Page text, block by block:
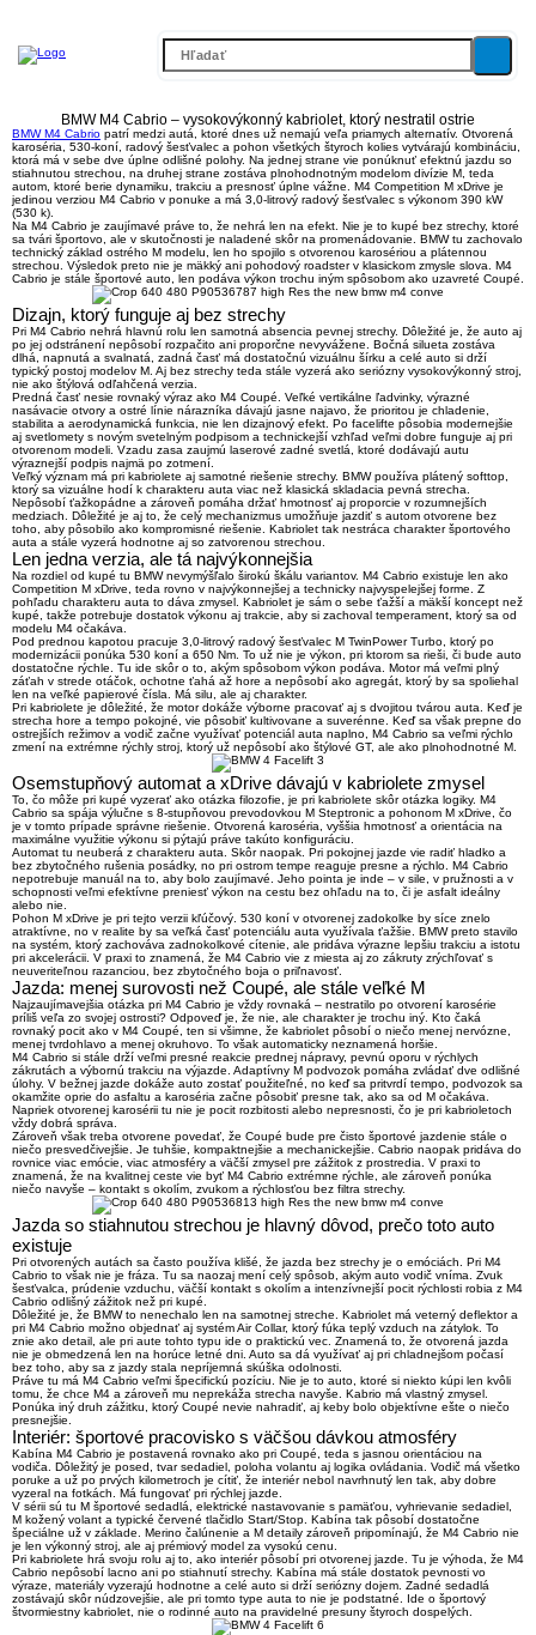
BMW M4 Cabrio – vysokovýkonný kabriolet, ktorý nestratil ostrie
BMW M4 Cabrio patrí medzi autá, ktoré dnes už nemajú veľa priamych alternatív. Otvorená
karoséria, 530-koní , radový šesťvalec a pohon všetkých štyroch kolies vytvárajú kombináciu,
ktorá má v sebe dve úplne odlišné polohy. Na jednej strane vie ponúknuť efektnú jazdu so
stiahnutou strechou, na druhej strane zostáva plnohodnotným modelom divízie M, teda
autom, ktoré berie dynamiku, trakciu a presnosť úplne vážne. M4 Competition M xDrive je
jedinou verziou M4 Cabrio v ponuke a má 3,0-litrový radový šesťvalec s výkonom 390 kW
(530 k)
Na M4 Cabrio je zaujímavé práve to, že nehrá len na efekt. Nie je to kupé bez strechy, ktoré
sa tvári športovo, ale v skutočnosti je naladené skôr na promenádovanie. BMW tu zachovalo
technický základ ostrého M modelu, len ho spojilo s otvorenou karosériou a plátennou
strechou. Výsledok preto nie je mäkký ani pohodový roadster v klasickom zmysle slova. M4
Cabrio je stále športové auto , len podáva výkon trochu iným spôsobom ako uzavreté Coupé.
Dizajn, ktorý funguje aj bez strechy
Pri M4 Cabrio nehrá hlavnú rolu len samotná absencia pevnej strechy. Dôležité je, že auto aj
po jej odstránení nepôsobí rozpačito ani proporčne nevyvážene. Bočná silueta zostáva
dlhá, napnutá a svalnatá, zadná časť má dostatočnú vizuálnu šírku a celé auto si drží
typický postoj modelov M. Aj bez strechy teda stále vyzerá ako seriózny vysokovýkonný stroj
nie ako štýlová odľahčená verzia.
Predná časť nesie rovnaký výraz ako M4 Coupé. Veľké vertikálne ľadvinky, výrazné
nasávacie otvory a ostré línie nárazníka dávajú jasne najavo, že prioritou je chladenie,
stabilita a aerodynamická funkcia, nie len dizajnový efekt. Po facelifte pôsobia modernejšie
aj svetlomety s novým svetelným podpisom a technickejší vzhľad veľmi dobre funguje aj pri
otvorenom modeli. Vzadu zasa zaujmú laserové zadné svetlá , ktoré dodávajú autu
výraznejší podpis najmä po zotmení.
Veľký význam má pri kabriolete aj samotné riešenie strechy. BMW používa plátený softtop
ktorý sa vizuálne hodí k charakteru auta viac než klasická skladacia pevná strecha.
Nepôsobí ťažkopádne a zároveň pomáha držať hmotnosť aj proporcie v rozumnejších
medziach. Dôležité je aj to, že celý mechanizmus umožňuje jazdiť s autom otvorene bez
toho, aby pôsobilo ako kompromisné riešenie. Kabriolet tak nestráca charakter športového
auta a stále vyzerá hodnotne aj so zatvorenou strechou.
Len jedna verzia, ale tá najvýkonnejšia
Na rozdiel od kupé tu BMW nevymýšľalo širokú škálu variantov. M4 Cabrio existuje len ako
Competition M xDrive , teda rovno v najvýkonnejšej a technicky najvyspelejšej forme. Z
pohľadu charakteru auta to dáva zmysel. Kabriolet je sám o sebe ťažší a mäkší koncept než
kupé, takže potrebuje dostatok výkonu aj trakcie, aby si zachoval temperament, ktorý sa od
modelu M4 očakáva.
Pod prednou kapotou pracuje 3,0-litrový radový šesťvalec M TwinPower Turbo , ktorý po
modernizácii ponúka 530 koní a 650 Nm . To už nie je výkon, pri ktorom sa rieši, či bude auto
dostatočne rýchle. Tu ide skôr o to, akým spôsobom výkon podáva. Motor má veľmi plný
záťah v strede otáčok, ochotne ťahá až hore a nepôsobí ako agregát, ktorý by sa spoliehal
len na veľké papierové čísla. Má silu, ale aj charakter.
Pri kabriolete je dôležité, že motor dokáže výborne pracovať aj s dvojitou tvárou auta. Keď je
strecha hore a tempo pokojné, vie pôsobiť kultivovane a suverénne. Keď sa však prepne do
ostrejších režimov a vodič začne využívať potenciál auta naplno, M4 Cabrio sa veľmi rýchlo
zmení na extrémne rýchly stroj , ktorý už nepôsobí ako štýlové GT, ale ako plnohodnotné M.
Osemstupňový automat a xDrive dávajú v kabriolete zmysel
To, čo môže pri kupé vyzerať ako otázka filozofie, je pri kabriolete skôr otázka logiky. M4
Cabrio sa spája výlučne s 8-stupňovou prevodovkou M Steptronic a pohonom M xDrive , čo
je v tomto prípade správne riešenie. Otvorená karoséria, vyššia hmotnosť a orientácia na
maximálne využitie výkonu si pýtajú práve takúto konfiguráciu.
Automat tu neuberá z charakteru auta. Skôr naopak. Pri pokojnej jazde vie radiť hladko a
bez zbytočného rušenia posádky, no pri ostrom tempe reaguje presne a rýchlo. M4 Cabrio
nepotrebuje manuál na to, aby bolo zaujímavé. Jeho pointa je inde – v sile, v pružnosti a v
schopnosti veľmi efektívne preniesť výkon na cestu bez ohľadu na to, či je asfalt ideálny
alebo nie.
Pohon M xDrive je pri tejto verzii kľúčový. 530 koní v otvorenej zadokolke by síce znelo
atraktívne, no v realite by sa veľká časť potenciálu auta využívala ťažšie. BMW preto stavilo
na systém, ktorý zachováva zadnokolkové cítenie, ale pridáva výrazne lepšiu trakciu a istotu
pri akcelerácii. V praxi to znamená, že M4 Cabrio vie z miesta aj zo zákruty zrýchľovať s
neuveriteľnou razanciou, bez zbytočného boja o priľnavosť.
Jazda: menej surovosti než Coupé, ale stále veľké M
Najzaujímavejšia otázka pri M4 Cabrio je vždy rovnaká – nestratilo po otvorení karosérie
príliš veľa zo svojej ostrosti? Odpoveď je, že nie , ale charakter je trochu iný. Kto čaká
rovnaký pocit ako v M4 Coupé, ten si všimne, že kabriolet pôsobí o niečo menej nervózne,
menej tvrdohlavo a menej okruhovo. To však automaticky neznamená horšie.
M4 Cabrio si stále drží veľmi presné reakcie prednej nápravy, pevnú oporu v rýchlych
zákrutách a výbornú trakciu na výjazde. Adaptívny M podvozok pomáha zvládať dve odlišné
úlohy. V bežnej jazde dokáže auto zostať použiteľné, no keď sa pritvrdí tempo, podvozok sa
okamžite oprie do asfaltu a karoséria začne pôsobiť presne tak, ako sa od M očakáva.
Napriek otvorenej karosérii tu nie je pocit rozbitosti alebo nepresnosti , čo je pri kabrioletoch
vždy dobrá správa.
Zároveň však treba otvorene povedať, že Coupé bude pre čisto športové jazdenie stále o
niečo presvedčivejšie. Je tuhšie, kompaktnejšie a mechanickejšie. Cabrio naopak pridáva do
rovnice viac emócie, viac atmosféry a väčší zmysel pre zážitok z prostredia. V praxi to
znamená, že na kvalitnej ceste vie byť M4 Cabrio extrémne rýchle, ale zároveň ponúka
niečo navyše – kontakt s okolím, zvukom a rýchlosťou bez filtra strechy.
Jazda so stiahnutou strechou je hlavný dôvod, prečo toto auto
existuje
Pri otvorených autách sa často používa klišé, že jazda bez strechy je o emóciách. Pri M4
Cabrio to však nie je fráza. Tu sa naozaj mení celý spôsob, akým auto vodič vníma. Zvuk
šesťvalca, prúdenie vzduchu, väčší kontakt s okolím a intenzívnejší pocit rýchlosti robia z M4
Cabrio odlišný zážitok než pri kupé.
Dôležité je, že BMW to nenechalo len na samotnej streche. Kabriolet má veterný deflektora
pri M4 Cabrio možno objednať aj systémAir Collar, ktorý fúka teplý vzduch na zátylok. To
znie ako detail, ale pri aute tohto typu ide o praktickú vec. Znamená to, že otvorená jazda
nie je obmedzená len na horúce letné dni. Auto sa dá využívať aj pri chladnejšom počasí
bez toho, aby sa z jazdy stala nepríjemná skúška odolnosti.
Práve tu má M4 Cabrio veľmi špecifickú pozíciu. Nie je to auto, ktoré si niekto kúpi len kvôli
tomu, že chce M4 a zároveň mu neprekáža strecha navyše. Kabrio má vlastný zmysel.
Ponúka iný druh zážitku, ktorý Coupé nevie nahradiť, aj keby bolo objektívne ešte o niečo
presnejšie.
Interiér: športové pracovisko s väčšou dávkou atmosféry
Kabína M4 Cabrio je postavená rovnako ako pri Coupé, teda s jasnou orientáciou na
vodiča. Dôležitý je posed, tvar sedadiel, poloha volantu aj logika ovládania. Vodič má všetko
poruke a už po prvých kilometroch je cítiť, že interiér nebol navrhnutý len tak, aby dobre
vyzeral na fotkách. Má fungovať pri rýchlej jazde.
V sérii sú tu M športové sedadlá , elektrické nastavovanie s pamäťou, vyhrievanie sedadiel,
M kožený volant a typické červené tlačidlo Start/Stop. Kabína tak pôsobí dostatočne
špeciálne už v základe. Merino čalúnenie a M detaily zároveň pripomínajú, že M4 Cabrio nie
je len výkonný stroj, ale aj prémiový model za vysokú cenu.
Pri kabriolete hrá svoju rolu aj to, ako interiér pôsobí pri otvorenej jazde. Tu je výhoda, že M4
Cabrio nepôsobí lacno ani po stiahnutí strechy. Kabína má stále dostatok pevnosti vo
výraze, materiály vyzerajú hodnotne a celé auto si drží seriózny dojem. Zadné sedadlá
zostávajú skôr núdzovejšie, ale pri tomto type auta to nie je podstatné. Ide o športový
štvormiestny kabriolet , nie o rodinné auto na pravidelné presuny štyroch dospelých.